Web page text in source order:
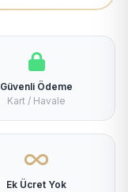
Güvenli Ödeme
Kart / Havale
Ek Ücret Yok